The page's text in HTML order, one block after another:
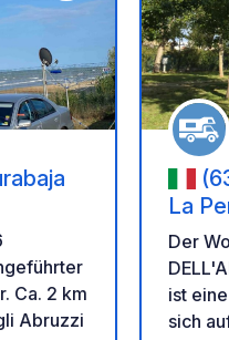
Zu Ihren Favoriten
Ca. 2 km
Abruzzi
La
Der
ist
sich